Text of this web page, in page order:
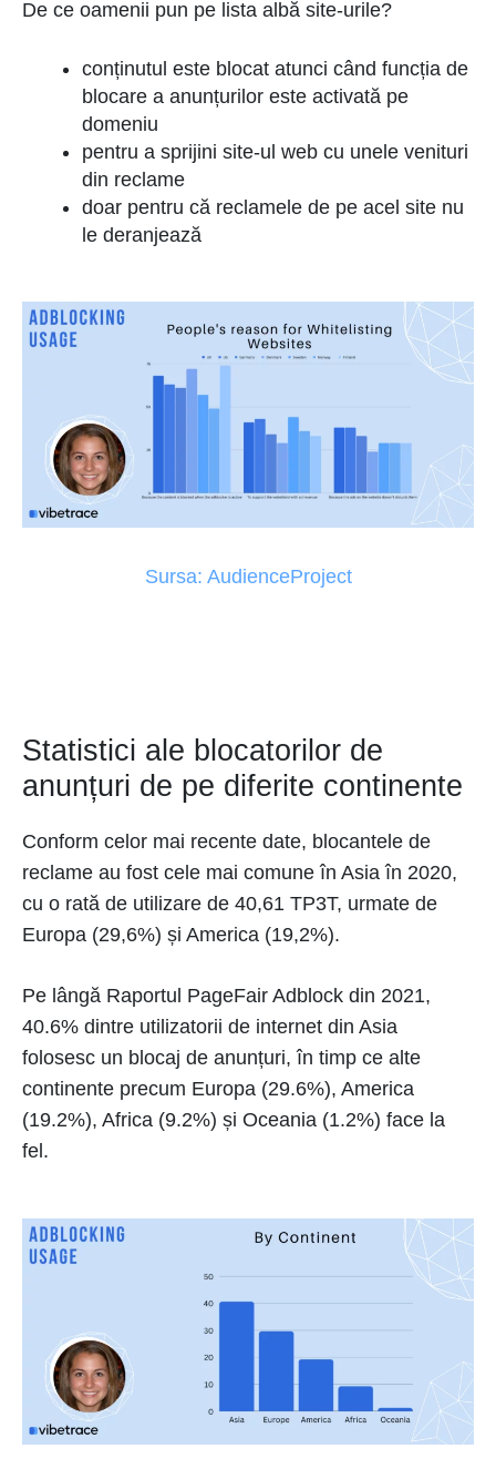
De ce oamenii pun pe lista albă site-urile?
conținutul este blocat atunci când funcția de
blocare a anunțurilor este activată pe
domeniu
pentru a sprijini site-ul web cu unele venituri
din reclame
doar pentru că reclamele de pe acel site nu
le deranjează
Sursa: AudienceProject
Statistici ale blocatorilor de
anunțuri de pe diferite continente
Conform celor mai recente date, blocantele de
reclame au fost cele mai comune în Asia în 2020,
cu o rată de utilizare de 40,61 TP3T, urmate de
Europa (29,6%) și America (19,2%).
Pe lângă Raportul PageFair Adblock din 2021,
40.6% dintre utilizatorii de internet din Asia
folosesc un blocaj de anunțuri, în timp ce alte
continente precum Europa (29.6%), America
(19.2%), Africa (9.2%) și Oceania (1.2%) face la
fel.